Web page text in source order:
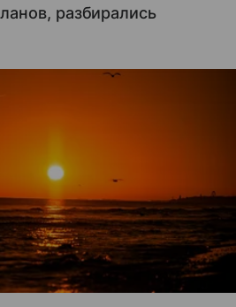
разбирались